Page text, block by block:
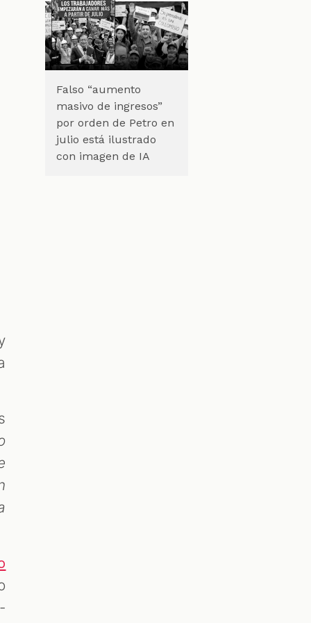
Falso “aumento
masivo de ingresos”
por orden de Petro en
julio está ilustrado
con imagen de IA